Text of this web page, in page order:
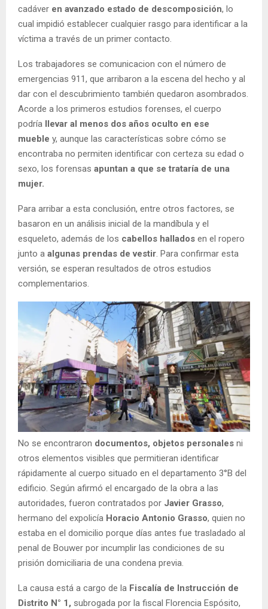
cadáver en avanzado estado de descomposición, lo
cual impidió establecer cualquier rasgo para identificar a la
víctima a través de un primer contacto.
Los trabajadores se comunicacion con el número de
emergencias 911, que arribaron a la escena del hecho y al
dar con el descubrimiento también quedaron asombrados.
Acorde a los primeros estudios forenses, el cuerpo
podría llevar al menos dos años oculto en ese
mueble y, aunque las características sobre cómo se
encontraba no permiten identificar con certeza su edad o
sexo, los forensas apuntan a que se trataría de una
mujer.
Para arribar a esta conclusión, entre otros factores, se
basaron en un análisis inicial de la mandíbula y el
esqueleto, además de los cabellos hallados en el ropero
junto a algunas prendas de vestir. Para confirmar esta
versión, se esperan resultados de otros estudios
complementarios.
No se encontraron documentos, objetos personales ni
otros elementos visibles que permitieran identificar
rápidamente al cuerpo situado en el departamento 3°B del
edificio. Según afirmó el encargado de la obra a las
autoridades, fueron contratados por Javier Grasso,
hermano del expolicía Horacio Antonio Grasso, quien no
estaba en el domicilio porque días antes fue trasladado al
penal de Bouwer por incumplir las condiciones de su
prisión domiciliaria de una condena previa.
La causa está a cargo de la Fiscalía de Instrucción de
Distrito N° 1, subrogada por la fiscal Florencia Espósito,